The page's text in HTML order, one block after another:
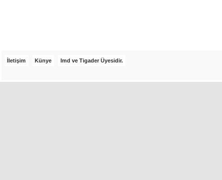
İletişim Künye Imd ve Tigader Üyesidir.